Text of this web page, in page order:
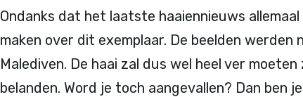
Ondanks dat het laatste haaiennieuws
maken over dit exemplaar. De beelden werden
Malediven. De haai zal dus wel heel ver
belanden. Word je toch aangevallen? Dan ben